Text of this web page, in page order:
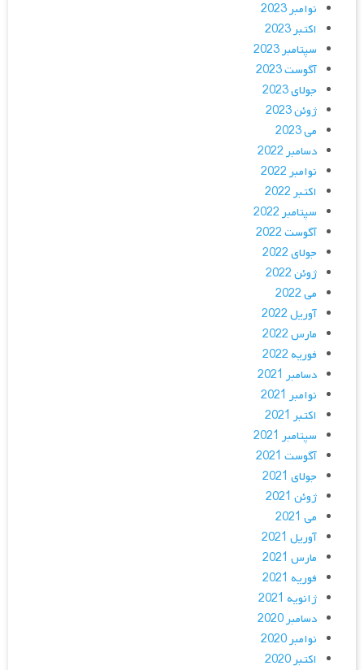
نوامبر 2023
اکتبر 2023
سپتامبر 2023
آگوست 2023
جولای 2023
ژوئن 2023
می 2023
دسامبر 2022
نوامبر 2022
اکتبر 2022
سپتامبر 2022
آگوست 2022
جولای 2022
ژوئن 2022
می 2022
آوریل 2022
مارس 2022
فوریه 2022
دسامبر 2021
نوامبر 2021
اکتبر 2021
سپتامبر 2021
آگوست 2021
جولای 2021
ژوئن 2021
می 2021
آوریل 2021
مارس 2021
فوریه 2021
ژانویه 2021
دسامبر 2020
نوامبر 2020
اکتبر 2020